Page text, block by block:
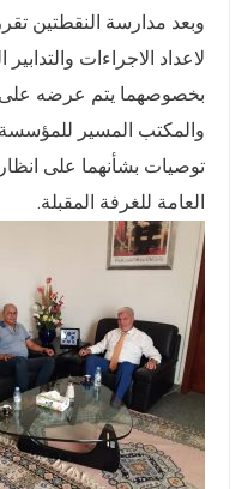
وبعد مدارسة النقطتين
لاعداد الاجراءات
بخصوصهما يتم عرضه على
والمكتب المسير
توصيات بشأنهما على
العامة للغرفة المقبلة.